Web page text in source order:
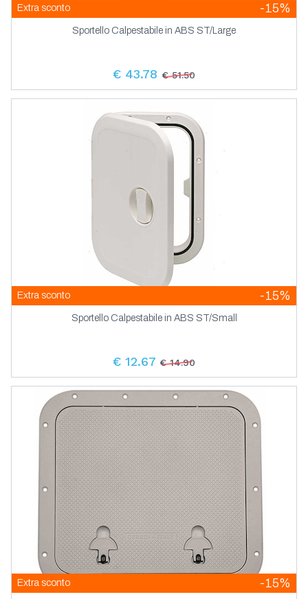
Extra sconto -15%
Sportello Calpestabile in ABS ST/Large
€ 43.78 € 51.50
Extra sconto -15%
Sportello Calpestabile in ABS ST/Small
€ 12.67 € 14.90
Extra sconto -15%